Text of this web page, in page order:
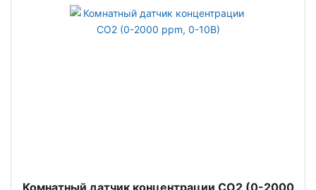
Комнатный датчик концентрации СО2 (0-2000